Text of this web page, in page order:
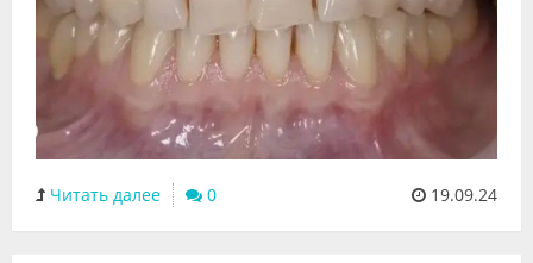
Читать далее 0 19.09.24